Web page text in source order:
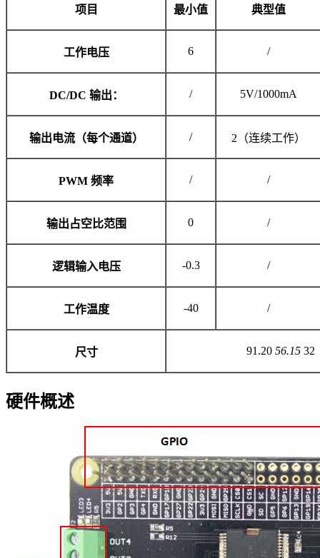
项目 最小值 典型值
工作电压 6 /
DC/DC 输出： / 5V/1000mA
输出电流（每个通道） / 2（连续工作）
PWM 频率 / /
输出占空比范围 0 /
逻辑输入电压 -0.3 /
工作温度 -40 /
尺寸 91.20 56.1532
硬件概述